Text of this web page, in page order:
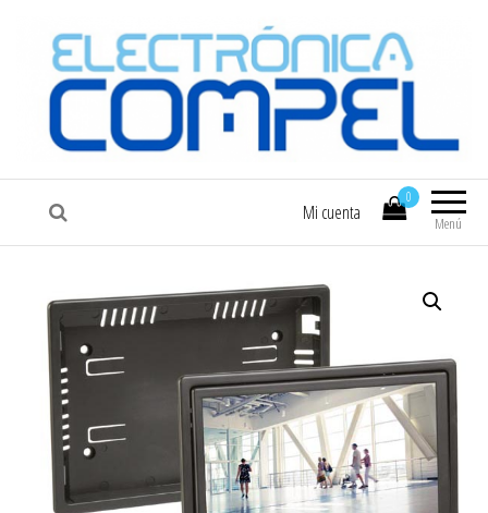
COMPEL Electrónica COMPEL
Menú
0
Mi cuenta